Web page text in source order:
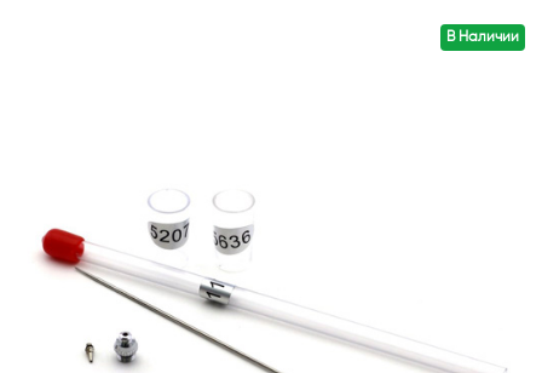
В Наличии